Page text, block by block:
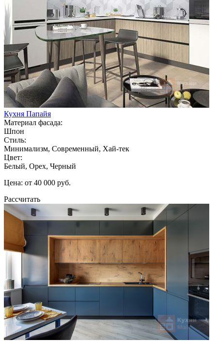
Кухня Папайя
Материал фасада:
Шпон
Стиль:
Минимализм, Современный, Хай-тек
Цвет:
Белый, Орех, Черный
Цена: от 40 000 руб.
Рассчитать